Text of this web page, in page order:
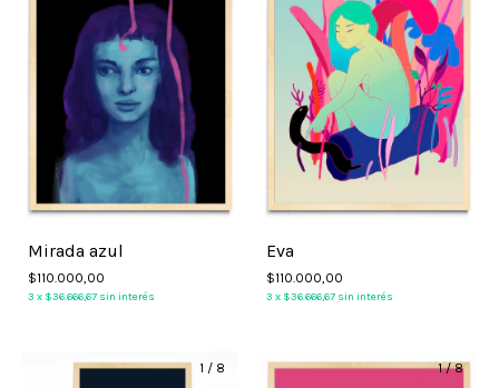
Mirada azul
$110.000,00
3 x $36.666,67 sin interés
Eva
$110.000,00
3 x $36.666,67 sin interés
1 / 8 1/8